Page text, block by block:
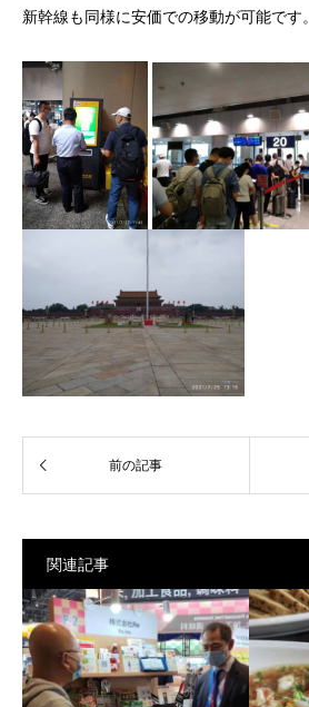
新幹線も同様に安価での移動が可能です。
関連記事